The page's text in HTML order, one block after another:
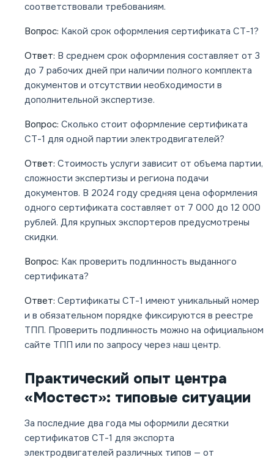
соответствовали требованиям.
Вопрос: Какой срок оформления сертификата СТ-1?
Ответ: В среднем срок оформления составляет от 3
до 7 рабочих дней при наличии полного комплекта
документов и отсутствии необходимости в
дополнительной экспертизе.
Вопрос: Сколько стоит оформление сертификата
СТ-1 для одной партии электродвигателей?
Ответ: Стоимость услуги зависит от объема партии,
сложности экспертизы и региона подачи
документов. В 2024 году средняя цена оформления
одного сертификата составляет от 7 000 до 12 000
рублей. Для крупных экспортеров предусмотрены
скидки.
Вопрос: Как проверить подлинность выданного
сертификата?
Ответ: Сертификаты СТ-1 имеют уникальный номер
и в обязательном порядке фиксируются в реестре
ТПП. Проверить подлинность можно на официальном
сайте ТПП или по запросу через наш центр.
Практический опыт центра
«Мостест»: типовые ситуации
За последние два года мы оформили десятки
сертификатов СТ-1 для экспорта
электродвигателей различных типов — от